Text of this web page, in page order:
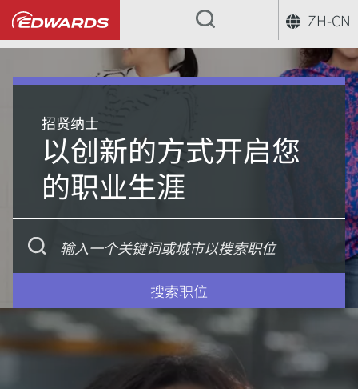
ZH-CN
...
招贤纳士
以创新的方式开启您
的职业生涯
搜索职位